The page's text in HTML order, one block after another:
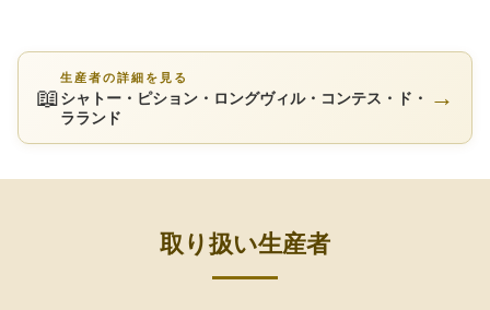
📖
生産者の詳細を見る
シャトー・ピション・ロングヴィル・コンテス・ド・
ラランド
→
取り扱い生産者